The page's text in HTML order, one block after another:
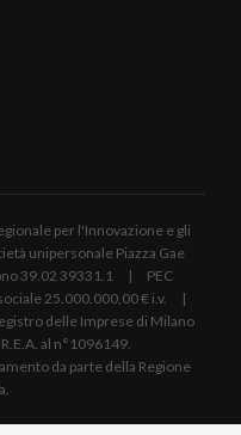
per l'Innovazione e gli
unipersonale Piazza Gae
39.02 39331.1 | PEC
25.000.000,00 € i.v. |
delle Imprese di Milano
al n°1096149.
da parte della Regione